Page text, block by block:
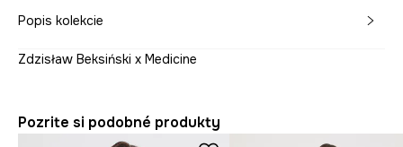
Popis kolekcie
Zdzisław Beksiński x Medicine
Pozrite si podobné produkty